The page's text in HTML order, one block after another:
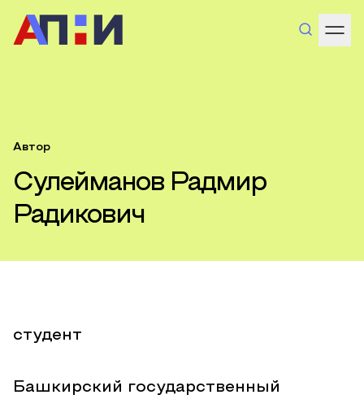
Автор
Сулейманов Радмир
Радикович
студент
Башкирский государственный